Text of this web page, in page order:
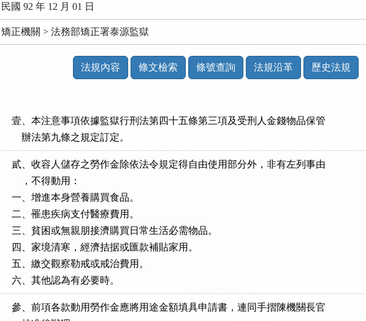
民國 92 年 12 月 01 日
矯正機關 > 法務部矯正署泰源監獄
法規內容 條文檢索 條號查詢 法規沿革 歷史法規
壹、本注意事項依據監獄行刑法第四十五條第三項及受刑人金錢物品保管
    辦法第九條之規定訂定。
貳、收容人儲存之勞作金除依法令規定得自由使用部分外，非有左列事由
    ，不得動用：
一、增進本身營養購買食品。
二、罹患疾病支付醫療費用。
三、貧困或無親朋接濟購買日常生活必需物品。
四、家境清寒，經濟拮据或匯款補貼家用。
五、繳交觀察勒戒或戒治費用。
六、其他認為有必要時。
參、前項各款動用勞作金應將用途金額填具申請書，連同手摺陳機關長官